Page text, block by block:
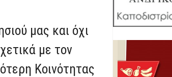
μας και όχι
με τον
Κοινότητας